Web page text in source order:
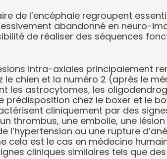
de l’encéphale regroupent
abandonné en neuro-
de réaliser des séquences
intra-axiales principalement
le chien et la numéro 2 (après le
les astrocytomes, les
prédisposition chez le boxer et le
cliniquement par des
thrombus, une embolie, une
l’hypertension ou une rupture
cela est le cas en médecine
cliniques similaires tels que